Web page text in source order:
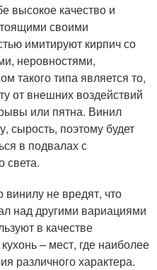
высокое качество и
своими
имитируют кирпич со
неровностями,
такого типа является то,
от внешних воздействий
или пятна. Винил
сырость, поэтому будет
в подвалах с
света.
не вредят, что
над другими вариациями
в качестве
– мест, где наиболее
различного характера.